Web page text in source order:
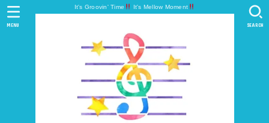
It's Groovin' Time It's Mellow Moment
SEARCH
MENU